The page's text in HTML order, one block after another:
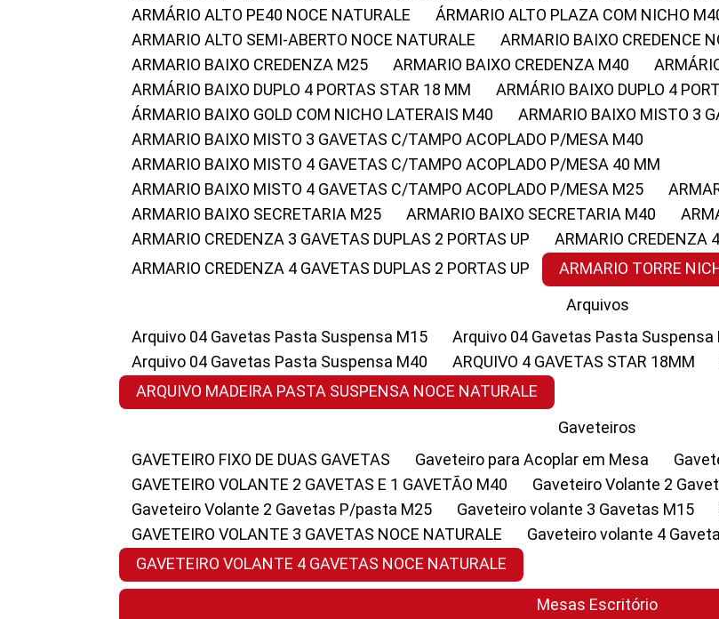
ARMÁRIO ALTO PE40 NOCE NATURALE
ÁRMARIO ALTO PLAZA COM NICHO
ARMARIO ALTO SEMI-ABERTO NOCE NATURALE
ARMARIO BAIXO CREDENCE
ARMARIO BAIXO CREDENZA M25
ARMARIO BAIXO CREDENZA M40
ARMÁRIO BAIXO DUPLO 4 PORTAS STAR 18 MM
ARMÁRIO BAIXO DUPLO 4
ÁRMARIO BAIXO GOLD COM NICHO LATERAIS M40
ARMARIO BAIXO MISTO 3
ARMARIO BAIXO MISTO 3 GAVETAS C/TAMPO ACOPLADO P/MESA M40
ARMARIO BAIXO MISTO 4 GAVETAS C/TAMPO ACOPLADO P/MESA 40 MM
ARMARIO BAIXO MISTO 4 GAVETAS C/TAMPO ACOPLADO P/MESA M25
ARMARIO BAIXO SECRETARIA M25
ARMARIO BAIXO SECRETARIA M40
ARMARIO CREDENZA 3 GAVETAS DUPLAS 2 PORTAS UP
ARMARIO CREDENZA
ARMARIO CREDENZA 4 GAVETAS DUPLAS 2 PORTAS UP
ARMARIO TORRE
Arquivos
Arquivo 04 Gavetas Pasta Suspensa M15
Arquivo 04 Gavetas Pasta Suspensa
Arquivo 04 Gavetas Pasta Suspensa M40
ARQUIVO 4 GAVETAS STAR 18MM
ARQUIVO MADEIRA PASTA SUSPENSA NOCE NATURALE
Gaveteiros
GAVETEIRO FIXO DE DUAS GAVETAS
Gaveteiro para Acoplar em Mesa
GAVETEIRO VOLANTE 2 GAVETAS E 1 GAVETÃO M40
Gaveteiro Volante 2
Gaveteiro Volante 2 Gavetas P/pasta M25
Gaveteiro volante 3 Gavetas M15
GAVETEIRO VOLANTE 3 GAVETAS NOCE NATURALE
Gaveteiro volante 4
GAVETEIRO VOLANTE 4 GAVETAS NOCE NATURALE
Mesas Escritório